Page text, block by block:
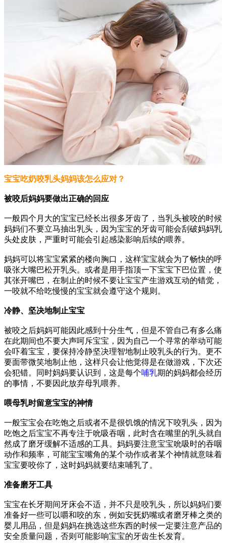
宝宝吃奶咬乳头妈妈该怎么应对？
被咬后妈妈要做出正确的回应
一般四个月大的宝宝已经长出很多牙齿了，当乳头被咬的时候
妈妈们不要立马抽出乳头，因为宝宝的牙齿可能会刮破妈妈乳
头处皮肤，严重时可能会引起感染影响后续的喂养。
妈妈可以将宝宝紧紧的楼向胸口，这样宝宝就会为了畅快的呼
吸张大嘴巴松开乳头。或者是用手指顶一下宝宝下巴位置，使
其张开嘴巴，在制止的时候不要让宝宝产生游戏互动的错觉，
一咬就不给吃慢慢的宝宝就会遵守这个规则。
冷静、坚决地制止宝宝
被咬之后妈妈可能因此感到十分生气，但是不管自己有多么痛
在此期间也不要大声呵斥宝宝，因为自己一个寻常的举动可能
会吓着宝宝，要保持冷静坚决理智地制止咬乳头的行为。更不
要面带微笑地制止他，这样只会让他觉得是在做游戏，下次还
会犯错。同时妈妈要认识到，这是每个哺乳期的妈妈都会经历
的事情，不要因此放弃母乳喂养。
喂母乳时留意宝宝的神情
一般宝宝会在吃饱之后或者不是很饥饿的情况下咬乳头，因为
吃饱之后宝宝不再专注于吮吸吞咽，此时含在嘴里的乳头就自
然成了磨牙缓解不适感的工具。妈妈要注意宝宝吮吸时的吞咽
动作和频率，可能宝宝嘴角的某个动作或者某个神情就意味着
宝宝要咬你了，这时妈妈就要结束哺乳了。
准备磨牙工具
宝宝在长牙期间牙床会不适，并不只是咬乳头，所以妈妈们要
准备好一些可以嚼和咬的东，例如安抚奶嘴或者磨牙棒之类的
婴儿用品，但是妈妈在挑选这些东西的时候一定要注意产品的
安全质量问题，否则可能影响宝宝的牙齿生长发育。